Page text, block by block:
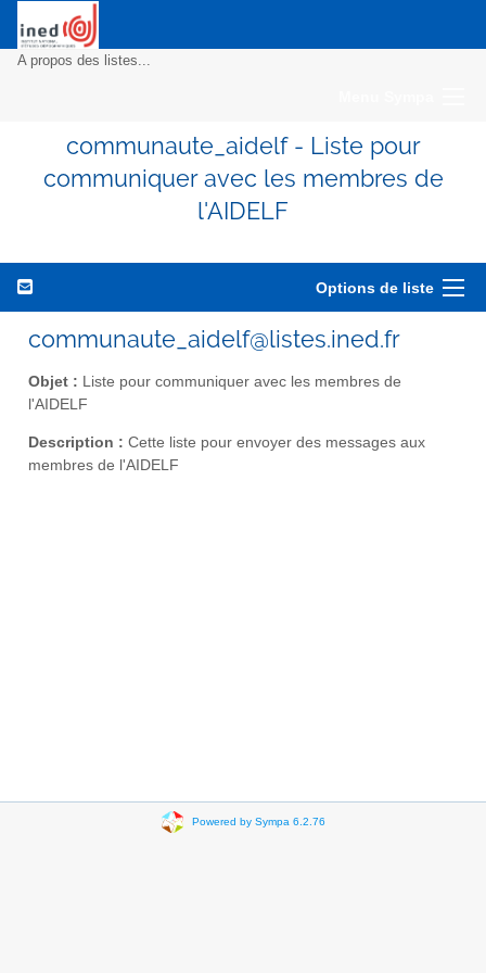
A propos des listes...
communaute_aidelf - Liste pour
communiquer avec les membres de
l'AIDELF
Options de liste
communaute_aidelf@listes.ined.fr
Objet : Liste pour communiquer avec les membres de
l'AIDELF
Description : Cette liste pour envoyer des messages aux
membres de l'AIDELF
Powered by Sympa 6.2.76